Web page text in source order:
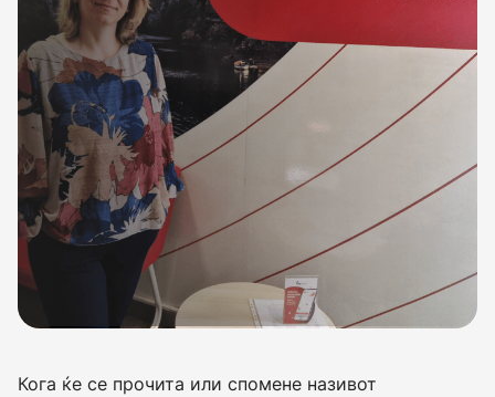
Кога ќе се прочита или спомене називот